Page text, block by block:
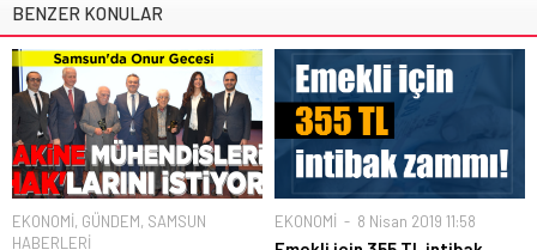
BENZER KONULAR
EKONOMİ, GÜNDEM, SAMSUN
HABERLERİ
EKONOMİ 8 Nisan 2019 11:58